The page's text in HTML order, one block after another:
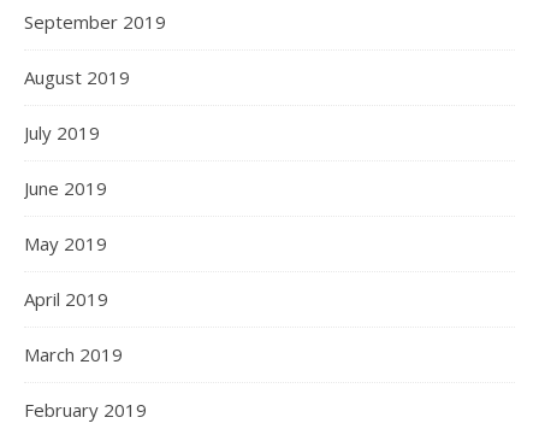
September 2019
August 2019
July 2019
June 2019
May 2019
April 2019
March 2019
February 2019